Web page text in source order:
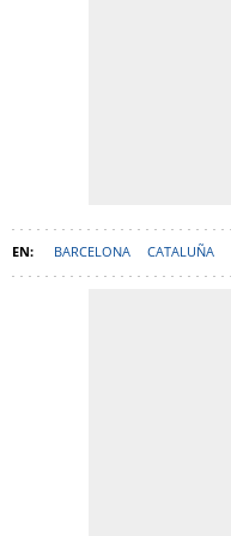
BARCELONA CATALUÑA